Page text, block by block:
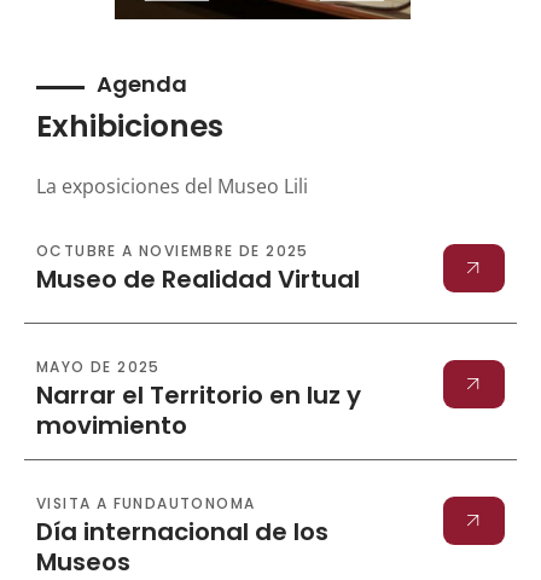
Agenda
Exhibiciones
La exposiciones del Museo Lili
OCTUBRE A NOVIEMBRE DE 2025
Museo de Realidad Virtual
MAYO DE 2025
Narrar el Territorio en luz y
movimiento
VISITA A FUNDAUTONOMA
Día internacional de los
Museos